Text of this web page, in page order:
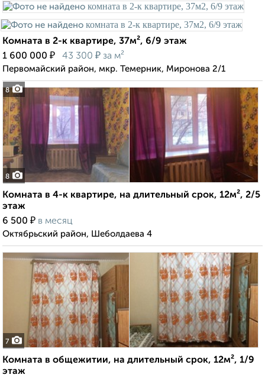
8
Комната в 2-к квартире, 37м², 6/9 этаж
1 600 000 ₽ 43 300 ₽ за м²
Первомайский район, мкр. Темерник, Миронова 2/1
8
Комната в 4-к квартире, на длительный срок, 12м², 2/5
этаж
6 500 ₽ в месяц
Октябрьский район, Шеболдаева 4
7
Комната в общежитии, на длительный срок, 12м², 1/9
этаж